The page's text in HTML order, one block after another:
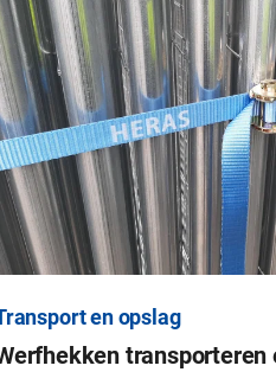
en opslag
transporteren